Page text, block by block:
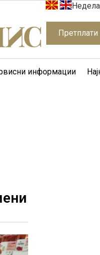
Претплати
информации